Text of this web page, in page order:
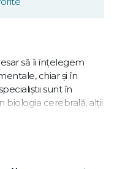
să îi înțelegem
chiar și în
sunt în
biologia cerebrală, alții
Anthony David